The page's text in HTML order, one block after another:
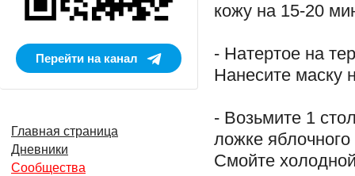
кожу на 15-20
- Натертое на
Нанесите маску
- Возьмите 1
ложке
Смойте
Перейти на канал
Главная страница
Дневники
Сообщества